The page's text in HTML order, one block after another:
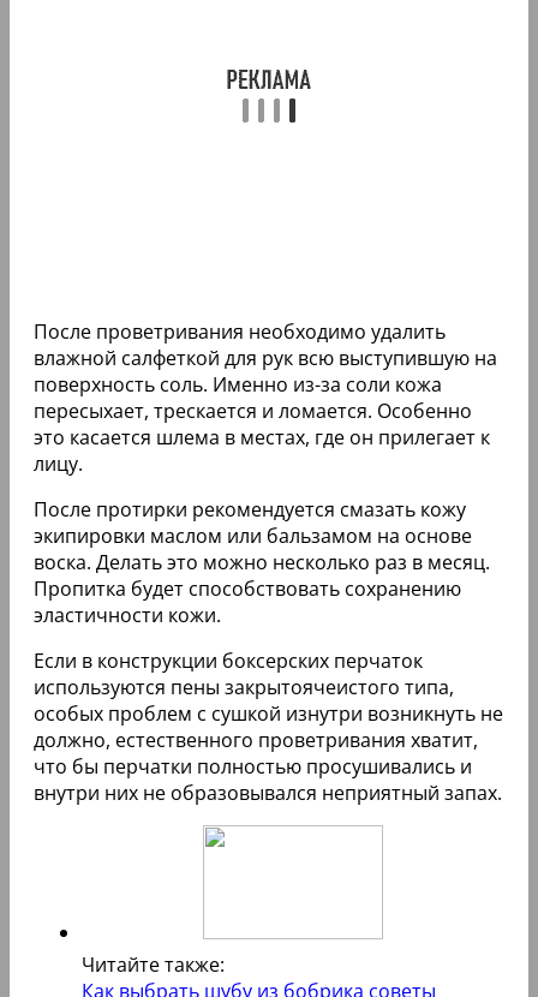
После проветривания необходимо удалить
влажной салфеткой для рук всю выступившую на
поверхность соль. Именно из-за соли кожа
пересыхает, трескается и ломается. Особенно
это касается шлема в местах, где он прилегает к
лицу.
После протирки рекомендуется смазать кожу
экипировки маслом или бальзамом на основе
воска. Делать это можно несколько раз в месяц.
Пропитка будет способствовать сохранению
эластичности кожи.
Если в конструкции боксерских перчаток
используются пены закрытоячеистого типа,
особых проблем с сушкой изнутри возникнуть не
должно, естественного проветривания хватит,
что бы перчатки полностью просушивались и
внутри них не образовывался неприятный запах.
Читайте также:
Как выбрать шубу из бобрика советы